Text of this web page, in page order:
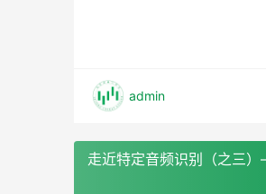
admin
走近特定音频识别（之三